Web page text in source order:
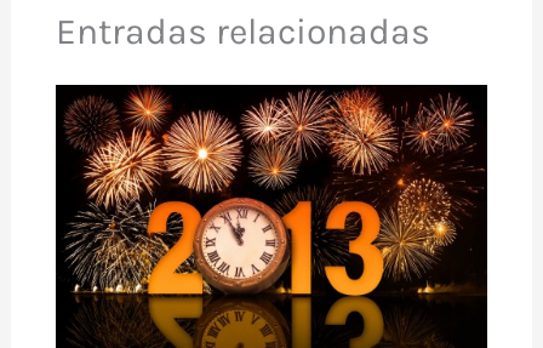
Entradas relacionadas